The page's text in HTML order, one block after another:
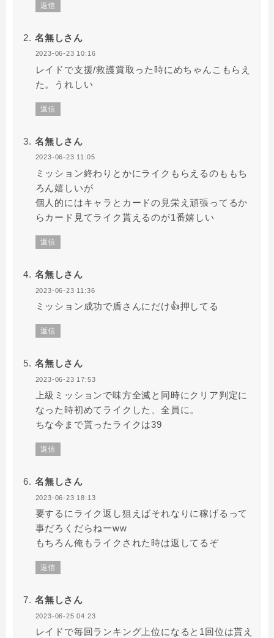
返信
名無しさん
2023-06-23 10:16
レイドで支援/救護賞取った時にめちゃんこもらえ
た。うれしい
返信
名無しさん
2023-06-23 11:05
ミッション終わりとかにライクもらえるのももち
ろん嬉しいが
個人的にはキャラとカードの見栄え頑張ってるか
らカード見てライク貰えるのが1番嬉しい
返信
名無しさん
2023-06-23 11:36
ミッション成功で盾さんにだけ👍押してる
返信
名無しさん
2023-06-23 17:53
上級ミッションで味方全滅と同時にクリア判定に
なった時初めてライクした、全員に。
ちな今まで貰ったライクは39
返信
名無しさん
2023-06-23 18:13
要するにライク返し狙えばそれなりに稼げるって
事だろくだらねーww
もちろん俺もライクされた時は返してるぞ
返信
名無しさん
2023-06-25 04:23
レイドで毎回ランキング上位になると1回位は貰え